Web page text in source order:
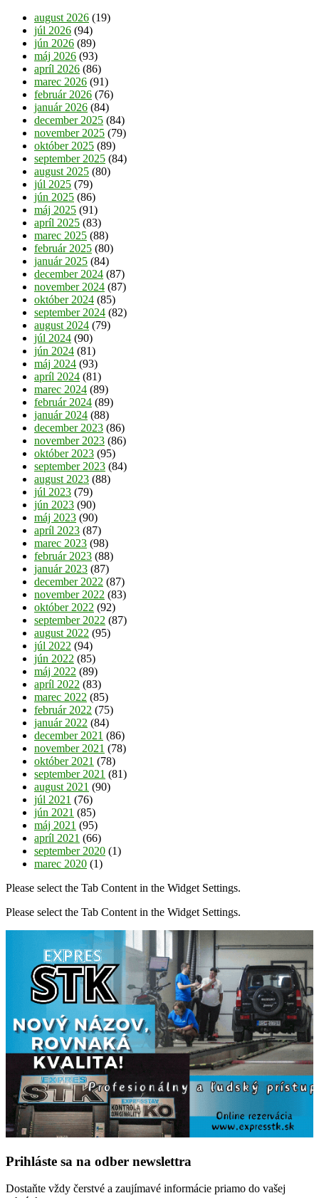
august 2026 (19)
júl 2026 (94)
jún 2026 (89)
máj 2026 (93)
apríl 2026 (86)
marec 2026 (91)
február 2026 (76)
január 2026 (84)
december 2025 (84)
november 2025 (79)
október 2025 (89)
september 2025 (84)
august 2025 (80)
júl 2025 (79)
jún 2025 (86)
máj 2025 (91)
apríl 2025 (83)
marec 2025 (88)
február 2025 (80)
január 2025 (84)
december 2024 (87)
november 2024 (87)
október 2024 (85)
september 2024 (82)
august 2024 (79)
júl 2024 (90)
jún 2024 (81)
máj 2024 (93)
apríl 2024 (81)
marec 2024 (89)
február 2024 (89)
január 2024 (88)
december 2023 (86)
november 2023 (86)
október 2023 (95)
september 2023 (84)
august 2023 (88)
júl 2023 (79)
jún 2023 (90)
máj 2023 (90)
apríl 2023 (87)
marec 2023 (98)
február 2023 (88)
január 2023 (87)
december 2022 (87)
november 2022 (83)
október 2022 (92)
september 2022 (87)
august 2022 (95)
júl 2022 (94)
jún 2022 (85)
máj 2022 (89)
apríl 2022 (83)
marec 2022 (85)
február 2022 (75)
január 2022 (84)
december 2021 (86)
november 2021 (78)
október 2021 (78)
september 2021 (81)
august 2021 (90)
júl 2021 (76)
jún 2021 (85)
máj 2021 (95)
apríl 2021 (66)
september 2020 (1)
marec 2020 (1)
Please select the Tab Content in the Widget Settings.
Please select the Tab Content in the Widget Settings.
Prihláste sa na odber newslettra
Dostaňte vždy čerstvé a zaujímavé informácie priamo do vašej